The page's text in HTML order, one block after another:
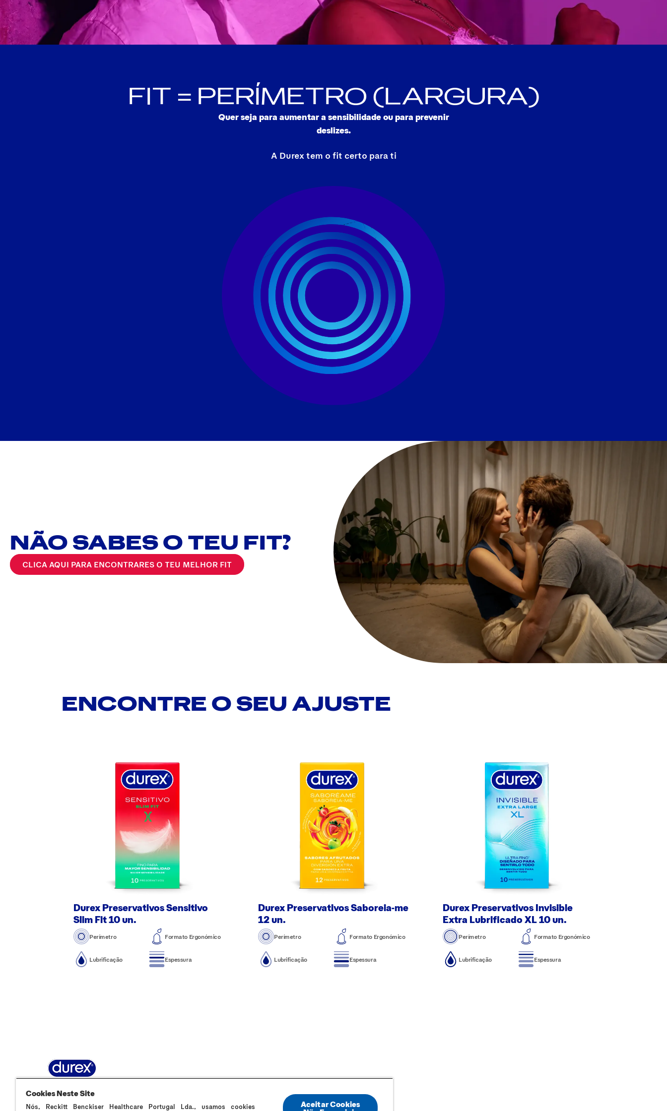
FIT = PERÍMETRO (LARGURA)
Quer seja para aumentar a sensibilidade ou para prevenir
deslizes.
A Durex tem o fit certo para ti
NÃO SABES O TEU FIT?
CLICA AQUI PARA ENCONTRARES O TEU MELHOR FIT
ENCONTRE O SEU AJUSTE
Durex Preservativos Sensitivo
Slim Fit 10 un.
Perímetro Formato Ergonómico
Lubrificação Espessura
Durex Preservativos Saboreia-me
12 un.
Perímetro Formato Ergonómico
Lubrificação Espessura
Durex Preservativos Invisible
Extra Lubrificado XL 10 un.
Perímetro Formato Ergonómico
Lubrificação Espessura
Cookies Neste Site
Nós, Reckitt Benckiser Healthcare Portugal Lda., usamos cookies
Aceitar Cookies